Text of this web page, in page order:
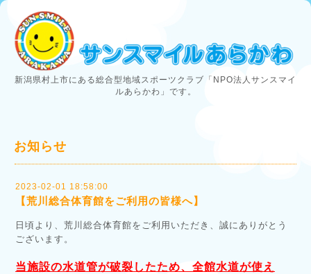
新潟県村上市にある総合型地域スポーツクラブ「NPO法人サンスマイ
ルあらかわ」です。
お知らせ
2023-02-01 18:58:00
【荒川総合体育館をご利用の皆様へ】
日頃より、荒川総合体育館をご利用いただき、誠にありがとう
ございます。
当施設の水道管が破裂したため、全館水道が使え